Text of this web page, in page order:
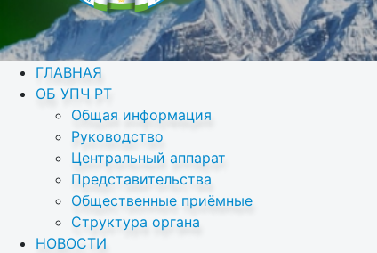
ГЛАВНАЯ
ОБ УПЧ РТ
Общая информация
Руководство
Центральный аппарат
Представительства
Общественные приёмные
Структура органа
НОВОСТИ